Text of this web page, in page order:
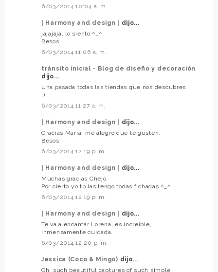
6/03/2014 10:04 a. m.
| Harmony and design |
dijo...
jajajaja, lo siento ^_^
Besos
6/03/2014 11:06 a. m.
tránsito inicial - Blog de diseño y decoración
dijo...
Una pasada todas las tiendas que nos descubres
:)
6/03/2014 11:27 a. m.
| Harmony and design |
dijo...
Gracias María, me alegro que te gusten.
Besos
6/03/2014 12:19 p. m.
| Harmony and design |
dijo...
Muchas gracias Chejo.
Por cierto yo tb las tengo todas fichadas ^_^
6/03/2014 12:19 p. m.
| Harmony and design |
dijo...
Te va a encantar Lorena, es increíble,
inmensamente cuidada.
6/03/2014 12:20 p. m.
Jessica (Coco & Mingo) dijo...
Oh, such beautiful captures of such simple